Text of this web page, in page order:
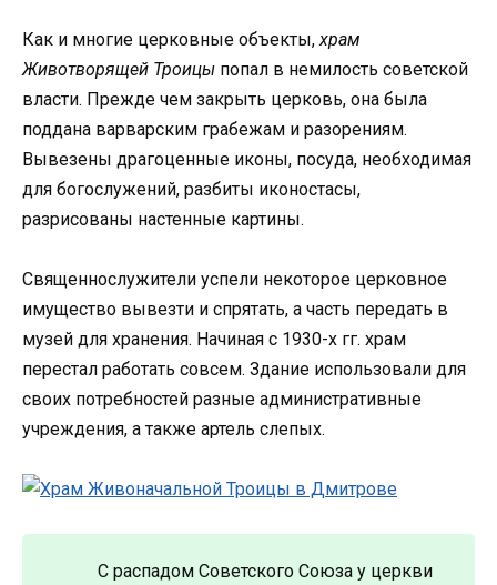
Как и многие церковные объекты, храм
Животворящей Троицы попал в немилость советской
власти. Прежде чем закрыть церковь, она была
поддана варварским грабежам и разорениям.
Вывезены драгоценные иконы, посуда, необходимая
для богослужений, разбиты иконостасы,
разрисованы настенные картины.
Священнослужители успели некоторое церковное
имущество вывезти и спрятать, а часть передать в
музей для хранения. Начиная с 1930-х гг. храм
перестал работать совсем. Здание использовали для
своих потребностей разные административные
учреждения, а также артель слепых.
С распадом Советского Союза у церкви